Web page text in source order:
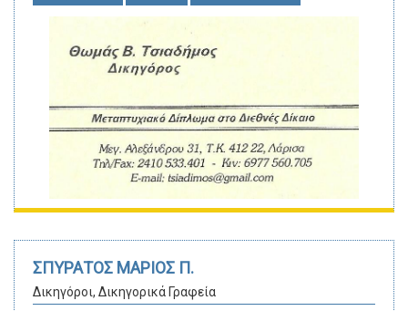
ΣΠΥΡΑΤΟΣ ΜΑΡΙΟΣ Π.
Δικηγόροι, Δικηγορικά Γραφεία